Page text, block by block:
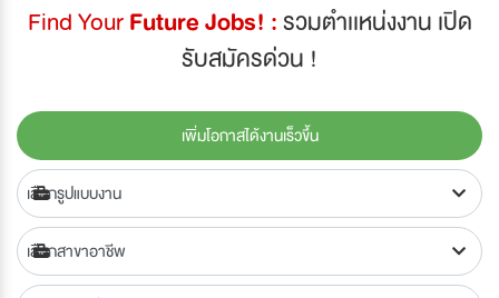
Find YourFuture Jobs! :รวมตำเเหน่งงาน เปิด
รับสมัครด่วน !
เพิ่มโอกาสได้งานเร็วขึ้น